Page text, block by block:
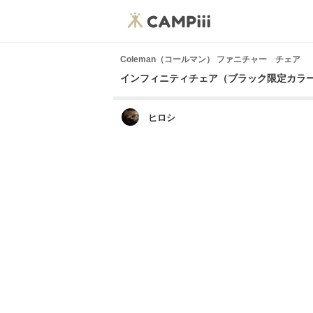
Coleman（コールマン） ファニチャー チェア
インフィニティチェア（ブラック限定カラ
ヒロシ